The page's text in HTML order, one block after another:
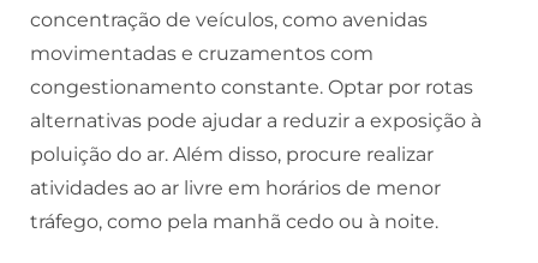
concentração de veículos, como avenidas
movimentadas e cruzamentos com
congestionamento constante. Optar por rotas
alternativas pode ajudar a reduzir a exposição à
poluição do ar. Além disso, procure realizar
atividades ao ar livre em horários de menor
tráfego, como pela manhã cedo ou à noite.